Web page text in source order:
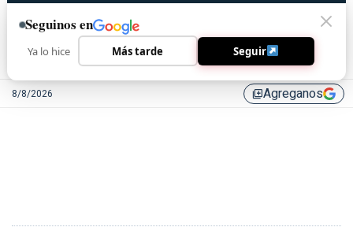
8/8/2026 library_addAgreganos
Seguinos en
Ya lo hice Más tarde Seguir